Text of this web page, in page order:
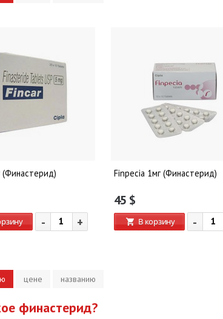
(Финастерид)
- +
Finpecia 1мг (Финастерид)
45 $
В корзину -
цене названию
финастерид?